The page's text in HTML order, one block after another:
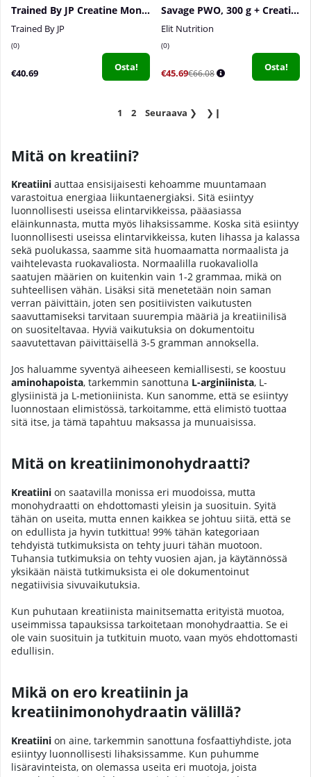
Trained By JP Creatine Monohydrate, 500 g
Trained By JP
0
€40.69 Osta!
Savage PWO, 300 g + Creatine Monohydrate, 300 g
Elit Nutrition
0
€45.69€66.08
Osta!
1 2 Seuraava ❯ ❯❙
Mitä on kreatiini?
Kreatiini auttaa ensisijaisesti kehoamme muuntamaan
varastoitua energiaa liikuntaenergiaksi. Sitä esiintyy
luonnollisesti useissa elintarvikkeissa, pääasiassa
eläinkunnasta, mutta myös lihaksissamme. Koska sitä esiintyy
luonnollisesti useissa elintarvikkeissa, kuten lihassa ja kalassa
sekä puolukassa, saamme sitä huomaamatta normaalista ja
vaihtelevasta ruokavaliosta. Normaalilla ruokavaliolla
saatujen määrien on kuitenkin vain 1-2 grammaa, mikä on
suhteellisen vähän. Lisäksi sitä menetetään noin saman
verran päivittäin, joten sen positiivisten vaikutusten
saavuttamiseksi tarvitaan suurempia määriä ja kreatiinilisä
on suositeltavaa. Hyviä vaikutuksia on dokumentoitu
saavutettavan päivittäisellä 3-5 gramman annoksella.
Jos haluamme syventyä aiheeseen kemiallisesti, se koostuu
aminohapoista, tarkemmin sanottuna L-arginiinista, L-
glysiinistä ja L-metioniinista. Kun sanomme, että se esiintyy
luonnostaan elimistössä, tarkoitamme, että elimistö tuottaa
sitä itse, ja tämä tapahtuu maksassa ja munuaisissa.
Mitä on kreatiinimonohydraatti?
Kreatiini on saatavilla monissa eri muodoissa, mutta
monohydraatti on ehdottomasti yleisin ja suosituin. Syitä
tähän on useita, mutta ennen kaikkea se johtuu siitä, että se
on edullista ja hyvin tutkittua! 99% tähän kategoriaan
tehdyistä tutkimuksista on tehty juuri tähän muotoon.
Tuhansia tutkimuksia on tehty vuosien ajan, ja käytännössä
yksikään näistä tutkimuksista ei ole dokumentoinut
negatiivisia sivuvaikutuksia.
Kun puhutaan kreatiinista mainitsematta erityistä muotoa,
useimmissa tapauksissa tarkoitetaan monohydraattia. Se ei
ole vain suosituin ja tutkituin muoto, vaan myös ehdottomasti
edullisin.
Mikä on ero kreatiinin ja
kreatiinimonohydraatin välillä?
Kreatiini on aine, tarkemmin sanottuna fosfaattiyhdiste, jota
esiintyy luonnollisesti lihaksissamme. Kun puhumme
lisäravinteista, on olemassa useita eri muotoja, joista